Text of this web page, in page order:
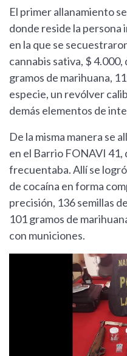
El primer allanamiento
donde reside la persona
en la que se
cannabis sativa, $
gramos de marihuana,
especie, un revólver
demás elementos de
De la misma manera se
en el Barrio FONAVI
frecuentaba. Allí se
de cocaína en forma
precisión, 136 semillas
101 gramos de
con municiones.